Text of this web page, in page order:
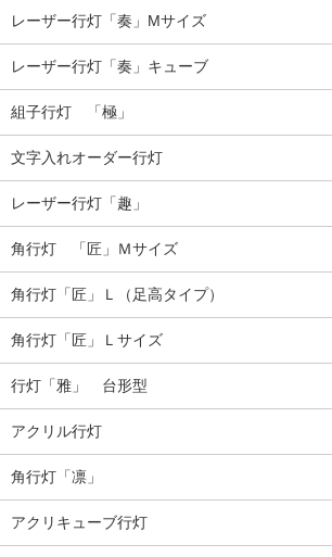
レーザー行灯「奏」Mサイズ
レーザー行灯「奏」キューブ
組子行灯 「極」
文字入れオーダー行灯
レーザー行灯「趣」
角行灯 「匠」Ｍサイズ
角行灯「匠」Ｌ（足高タイプ）
角行灯「匠」Ｌサイズ
行灯「雅」 台形型
アクリル行灯
角行灯「凛」
アクリキューブ行灯